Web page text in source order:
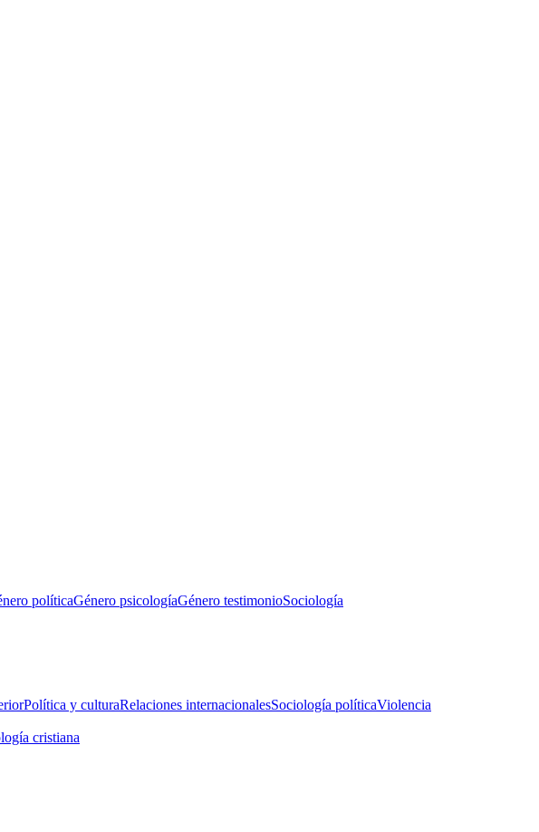
políticaGénero psicologíaGénero testimonioSociología
Política y culturaRelaciones internacionalesSociología políticaViolencia
cristiana